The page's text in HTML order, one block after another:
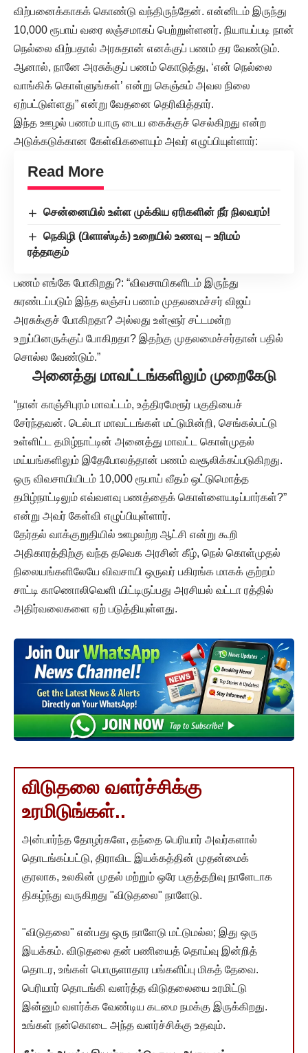
விற்பனைக்காகக் கொண்டு வந்திருந்தேன். என்னிடம் இருந்து
10,000 ரூபாய் வரை லஞ்சமாகப் பெற்றுள்ளனர். நியாயப்படி நான்
நெல்லை விற்பதால் அரசுதான் எனக்குப் பணம் தர வேண்டும்.
ஆனால், நானே அரசுக்குப் பணம் கொடுத்து, ‘என் நெல்லை
வாங்கிக் கொள்ளுங்கள்’ என்று கெஞ்சும் அவல நிலை
ஏற்பட்டுள்ளது” என்று வேதனை தெரிவித்தார்.
இந்த ஊழல் பணம் யாரு டைய கைக்குச் செல்கிறது என்ற
அடுக்கடுக்கான கேள்விகளையும் அவர் எழுப்பியுள்ளார்:
Read More
சென்னையில் உள்ள முக்கிய ஏரிகளின் நீர் நிலவரம்!
நெகிழி (பிளாஸ்டிக்) உறையில் உணவு – உரிமம்
ரத்தாகும்
பணம் எங்கே போகிறது?: “விவசாயிகளிடம் இருந்து
சுரண்டப்படும் இந்த லஞ்சப் பணம் முதலமைச்சர் விஜய்
அரசுக்குச் போகிறதா? அல்லது உள்ளூர் சட்டமன்ற
உறுப்பினருக்குப் போகிறதா? இதற்கு முதலமைச்சர்தான் பதில்
சொல்ல வேண்டும்.”
அனைத்து மாவட்டங்களிலும் முறைகேடு
“நான் காஞ்சிபுரம் மாவட்டம், உத்திரமேரூர் பகுதியைச்
சேர்ந்தவன். டெல்டா மாவட்டங்கள் மட்டுமின்றி, செங்கல்பட்டு
உள்ளிட்ட தமிழ்நாட்டின் அனைத்து மாவட்ட கொள்முதல்
மய்யங்களிலும் இதேபோலத்தான் பணம் வசூலிக்கப்படுகிறது.
ஒரு விவசாயியிடம் 10,000 ரூபாய் வீதம் ஒட்டுமொத்த
தமிழ்நாட்டிலும் எவ்வளவு பணத்தைக் கொள்ளையடிப்பார்கள்?”
என்று அவர் கேள்வி எழுப்பியுள்ளார்.
தேர்தல் வாக்குறுதியில் ஊழலற்ற ஆட்சி என்று கூறி
அதிகாரத்திற்கு வந்த தவெக அரசின் கீழ், நெல் கொள்முதல்
நிலையங்களிலேயே விவசாயி ஒருவர் பகிரங்க மாகக் குற்றம்
சாட்டி காணொலிவெளி யிட்டிருப்பது அரசியல் வட்டா ரத்தில்
அதிர்வலைகளை ஏற் படுத்தியுள்ளது.
விடுதலை வளர்ச்சிக்கு
உரமிடுங்கள்..
அன்பார்ந்த தோழர்களே, தந்தை பெரியார் அவர்களால்
தொடங்கப்பட்டு, திராவிட இயக்கத்தின் முதன்மைக்
குரலாக, உலகின் முதல் மற்றும் ஒரே பகுத்தறிவு நாளேடாக
திகழ்ந்து வருகிறது "விடுதலை" நாளேடு.
"விடுதலை" என்பது ஒரு நாளேடு மட்டுமல்ல; இது ஒரு
இயக்கம். விடுதலை தன் பணியைத் தொய்வு இன்றித்
தொடர, உங்கள் பொருளாதார பங்களிப்பு மிகத் தேவை.
பெரியார் தொடங்கி வளர்த்த விடுதலையை உரமிட்டு
இன்னும் வளர்க்க வேண்டிய கடமை நமக்கு இருக்கிறது.
உங்கள் நன்கொடை அந்த வளர்ச்சிக்கு உதவும்.